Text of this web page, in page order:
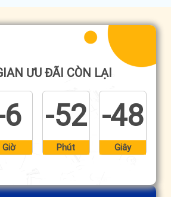
ƯU ĐÃI CÒN LẠI
Giờ
-52
Phút
-48
Giây